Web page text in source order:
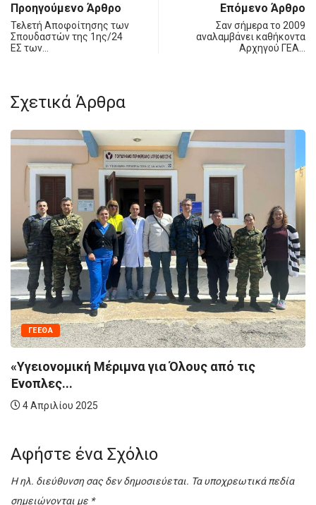
Προηγούμενο Άρθρο
Τελετή Αποφοίτησης των
Σπουδαστών της 1ης/24
ΕΣ των…
Επόμενο Άρθρο
Σαν σήμερα το 2009
αναλαμβάνει καθήκοντα
Αρχηγού ΓΕΑ…
Σχετικά Άρθρα
ΥΠΟΥΡΓΕΊΟ ΕΘΝΙΚΉΣ ΆΜΥΝΑΣ ΚΟΙΝΩΝΙΚΉ
Χορήγηση τεχνολογικού εξοπλισμού σε
της Θράκης...
Αφήστε ένα Σχόλιο
Η ηλ. διεύθυνση σας δεν δημοσιεύεται. Τα υποχρεωτικά πεδία
σημειώνονται με *